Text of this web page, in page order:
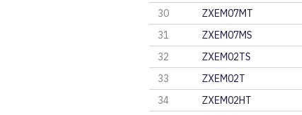
30 ZXEM07MT
31 ZXEM07MS
32 ZXEM02TS
33 ZXEM02T
34 ZXEM02HT